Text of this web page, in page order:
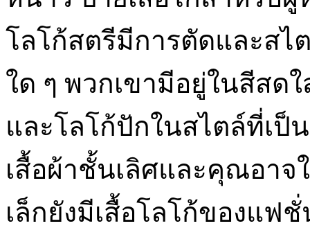
โลโก้สตรีมีการตัดและส
ใด ๆ พวกเขามีอยู่ในสีสด
และโลโก้ปักในสไตล์ที่เป็
เสื้อผ้าชั้นเลิศและคุณอาจ
เล็กยังมีเสื้อโลโก้ของแฟ